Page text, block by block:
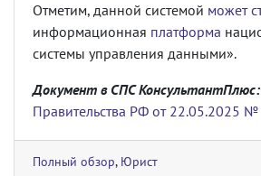
Отметим, данной системой может
информационная платформа
системы управления данными».
Документ в СПС КонсультантПлюс:
Правительства РФ от 22.05.2025
Полный обзор, Юрист